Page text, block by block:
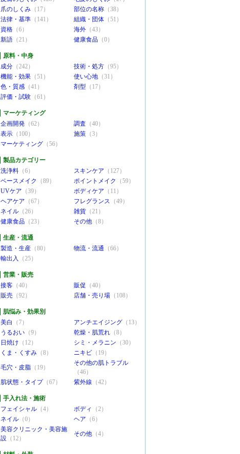
爪のしくみ （17） 部位の名称 （38）
法律・基準 （141） 組織・団体 （51）
資格 （6） 海外 （43）
新語 （21） 健康食品 （0）
原料・中身
成分 （242） 技術・処方 （95）
機能・効果 （51） 使い心地 （31）
色・質感 （41） 剤型 （17）
評価・試験 （61）
マーケティング
企画開発 （62） 調査 （40）
表示 （100） 施策 （3）
マーケティング （56）
製品カテゴリー
洗浄料 （6） スキンケア （127）
ベースメイク
（89） ポイントメイク
（59）
UVケア （39） ボディケア （11）
ヘアケア （67） フレグランス （49）
ネイル （26） 雑貨 （21）
健康食品 （23） その他 （8）
生産・流通
製造・生産 （80） 物流・流通 （66）
輸出入
（25）
営業・販売
接客 （40） 販促 （40）
販売 （92） 店舗・売り場 （108）
肌悩み・効果別
美白
（7） アンチエイジング （13）
うるおい （9） 乾燥・肌荒れ （8）
日焼け （12） シミ・メラニン （30）
くま・くすみ （8） ニキビ （19）
毛穴・皮脂 （19）
その他の肌トラブル
（46）
肌状態・タイプ（67） 紫外線 （42）
手入れ法・施術
フェイシャル （4） ボディ
（2）
ネイル （0） ヘア （6）
美容クリニック・美容施
設 （12）
その他 （4）